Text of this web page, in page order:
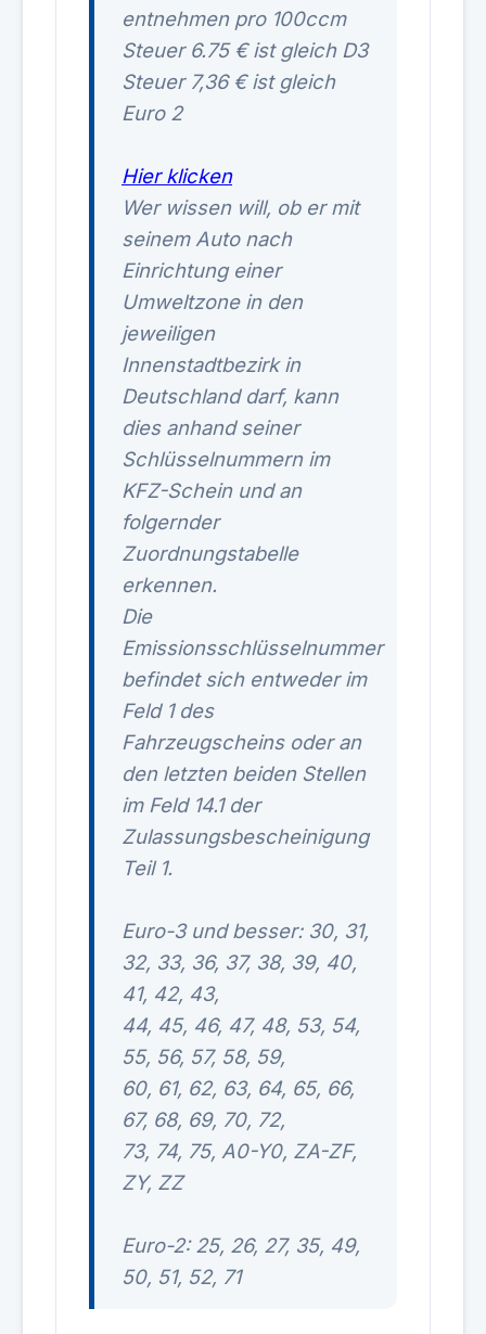
entnehmen pro 100ccm
Steuer 6.75 € ist gleich D3
Steuer 7,36 € ist gleich
Euro 2
Hier klicken
Wer wissen will, ob er mit
seinem Auto nach
Einrichtung einer
Umweltzone in den
jeweiligen
Innenstadtbezirk in
Deutschland darf, kann
dies anhand seiner
Schlüsselnummern im
KFZ-Schein und an
folgernder
Zuordnungstabelle
erkennen.
Die
Emissionsschlüsselnummer
befindet sich entweder im
Feld 1 des
Fahrzeugscheins oder an
den letzten beiden Stellen
im Feld 14.1 der
Zulassungsbescheinigung
Teil 1.
Euro-3 und besser: 30, 31,
32, 33, 36, 37, 38, 39, 40,
41, 42, 43,
44, 45, 46, 47, 48, 53, 54,
55, 56, 57, 58, 59,
60, 61, 62, 63, 64, 65, 66,
67, 68, 69, 70, 72,
73, 74, 75, A0-Y0, ZA-ZF,
ZY, ZZ
Euro-2: 25, 26, 27, 35, 49,
50, 51, 52, 71